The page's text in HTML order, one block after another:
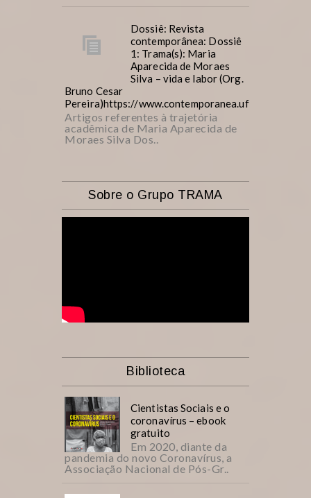
Dossiê: Revista
contemporânea: Dossiê
1: Trama(s): Maria
Aparecida de Moraes
Silva – vida e labor (Org.
Bruno Cesar
Pereira)https://www.contemporanea.ufscar.br/
Artigos referentes à trajetória
acadêmica de Maria Aparecida de
Moraes Silva Dos..
Sobre o Grupo TRAMA
Biblioteca
Cientistas Sociais e o
coronavírus – ebook
gratuito
Em 2020, diante da
pandemia do novo Coronavírus, a
Associação Nacional de Pós-Gr..